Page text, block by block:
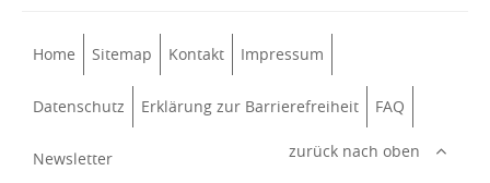
Home Sitemap Kontakt Impressum
Datenschutz Erklärung zur Barrierefreiheit FAQ
Newsletter zurück nach oben